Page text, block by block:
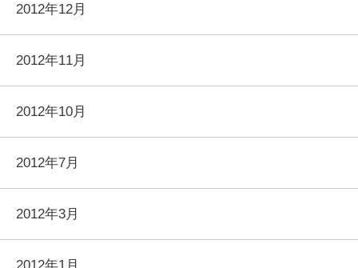
2012年12月
2012年11月
2012年10月
2012年7月
2012年3月
2012年1月